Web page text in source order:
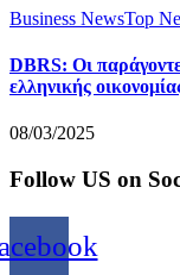
Business NewsTop
DBRS: Οι
ελληνικής
08/03/2025
Follow US on